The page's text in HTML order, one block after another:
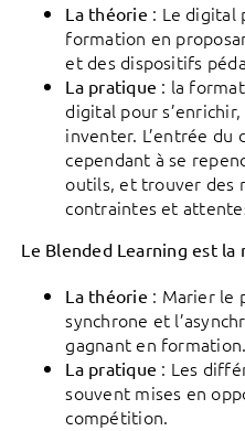
La théorie : Le digital
formation en
et des dispositifs
La pratique : la
digital pour
inventer. L’entrée
cependant à se
outils, et trouver des
contraintes et
Le Blended Learning est la
La théorie : Marier le
synchrone et
gagnant en formation.
La pratique : Les
souvent mises en
compétition.